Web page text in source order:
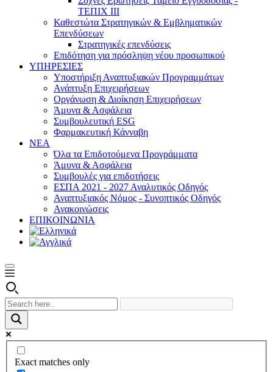
ΤΕΠΙΧ ΙΙΙ
Καθεστώτα Στρατηγικών & Εμβληματικών
Επενδύσεων
Στρατηγικές επενδύσεις
Επιδότηση για πρόσληψη νέου προσωπικού
ΥΠΗΡΕΣΙΕΣ
Υποστήριξη Αναπτυξιακών Προγραμμάτων
Ανάπτυξη Επιχειρήσεων
Οργάνωση & Διοίκηση Επιχειρήσεων
Άμυνα & Ασφάλεια
Συμβουλευτική ESG
Φαρμακευτική Κάνναβη
ΝΕΑ
Όλα τα Επιδοτούμενα Προγράμματα
Άμυνα & Ασφάλεια
Συμβουλές για επιδοτήσεις
ΕΣΠΑ 2021 - 2027 Αναλυτικός Οδηγός
Αναπτυξιακός Νόμος - Συνοπτικός Οδηγός
Ανακοινώσεις
ΕΠΙΚΟΙΝΩΝΙΑ
Exact matches only